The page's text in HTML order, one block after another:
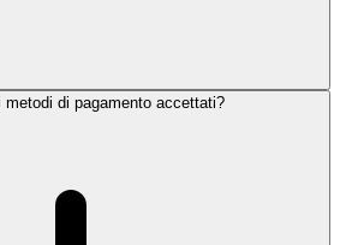
metodi di pagamento accettati?